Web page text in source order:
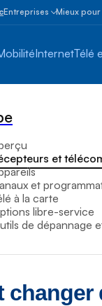
Entreprises Mieux pour
InternetTélé
et
et
à la carte
libre-service
de dépannage
changer